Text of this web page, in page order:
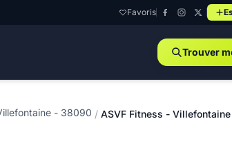
Favoris
Trouver
- 38090 / ASVF Fitness - Villefontaine